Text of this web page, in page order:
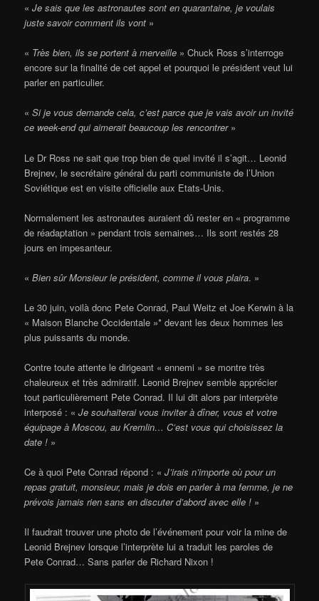
«Je sais que les astronautes sont en quarantaine, je voulais
juste savoir comment ils vont »
« Très bien, ils se portent à merveille » Chuck Ross s’interroge
encore sur la finalité de cet appel et pourquoi le président veut lui
parler en particulier.
«Si je vous demande cela, c’est parce que je vais avoir un invité
ce week-end qui aimerait beaucoup les rencontrer»
Le Dr Ross ne sait que trop bien de quel invité il s’agit… Leonid
Brejnev, le secrétaire général du parti communiste de l’Union
Soviétique est en visite officielle aux Etats-Unis.
Normalement les astronautes auraient dû rester en « programme
de réadaptation » pendant trois semaines… Ils sont restés 28
jours en impesanteur.
«Bien sûr Monsieur le président, comme il vous plaira. »
Le 30 juin, voilà donc Pete Conrad, Paul Weitz et Joe Kerwin à la
« Maison Blanche Occidentale »* devant les deux hommes les
plus puissants du monde.
Contre toute attente le dirigeant « ennemi » se montre très
chaleureux et très admiratif. Leonid Brejnev semble apprécier
tout particulièrement Pete Conrad. Il lui dit alors par interprète
interposé : «Je souhaiterai vous inviter à dîner, vous et votre
équipage à Moscou, au Kremlin… C’est vous qui choisissez la
date ! »
Ce à quoi Pete Conrad répond : «J’irais n’importe où pour un
repas gratuit, monsieur, mais je dois en parler à ma femme, je ne
prévois jamais rien sans en discuter d’abord avec elle ! »
Il faudrait trouver une photo de l’événement pour voir la mine de
Leonid Brejnev lorsque l’interprète lui a traduit les paroles de
Pete Conrad… Sans parler de Richard Nixon !